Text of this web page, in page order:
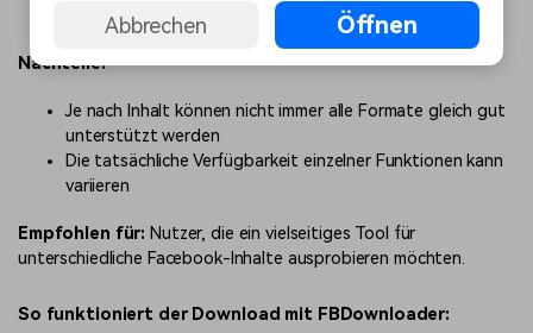
Einfacher Ablauf beim Einfügen des Links
Nachteile:
Je nach Inhalt können nicht immer alle Formate gleich gut
unterstützt werden
Die tatsächliche Verfügbarkeit einzelner Funktionen kann
variieren
Empfohlen für: Nutzer, die ein vielseitiges Tool für
unterschiedliche Facebook-Inhalte ausprobieren möchten.
So funktioniert der Download mit FBDownloader:
Abbrechen Öffnen